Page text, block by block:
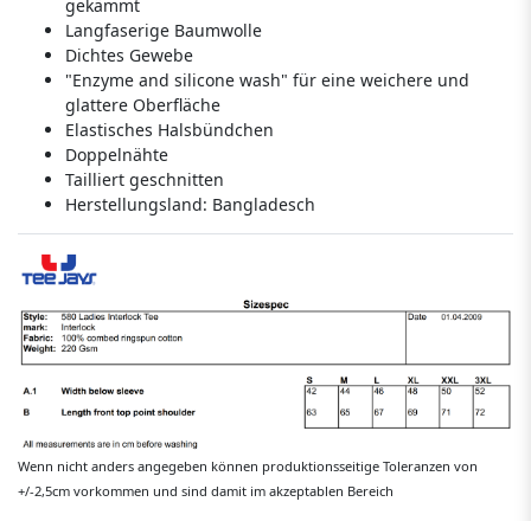
gekämmt
Langfaserige Baumwolle
Dichtes Gewebe
"Enzyme and silicone wash" für eine weichere und
glattere Oberfläche
Elastisches Halsbündchen
Doppelnähte
Tailliert geschnitten
Herstellungsland: Bangladesch
Wenn nicht anders angegeben können produktionsseitige Toleranzen von
+/-2,5cm vorkommen und sind damit im akzeptablen Bereich